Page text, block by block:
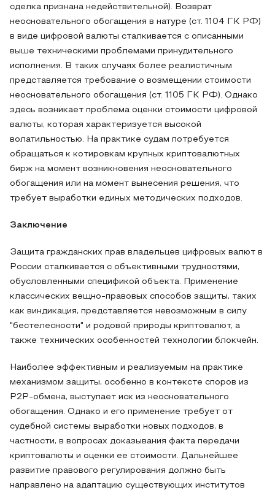
сделка признана недействительной). Возврат
неосновательного обогащения в натуре (ст. 1104 ГК РФ)
в виде цифровой валюты сталкивается с описанными
выше техническими проблемами принудительного
исполнения. В таких случаях более реалистичным
представляется требование о возмещении стоимости
неосновательного обогащения (ст. 1105 ГК РФ). Однако
здесь возникает проблема оценки стоимости цифровой
валюты, которая характеризуется высокой
волатильностью. На практике судам потребуется
обращаться к котировкам крупных криптовалютных
бирж на момент возникновения неосновательного
обогащения или на момент вынесения решения, что
требует выработки единых методических подходов.
Заключение
Защита гражданских прав владельцев цифровых валют в
России сталкивается с объективными трудностями,
обусловленными спецификой объекта. Применение
классических вещно-правовых способов защиты, таких
как виндикация, представляется невозможным в силу
"бестелесности" и родовой природы криптовалют, а
также технических особенностей технологии блокчейн.
Наиболее эффективным и реализуемым на практике
механизмом защиты, особенно в контексте споров из
P2P-обмена, выступает иск из неосновательного
обогащения. Однако и его применение требует от
судебной системы выработки новых подходов, в
частности, в вопросах доказывания факта передачи
криптовалюты и оценки ее стоимости. Дальнейшее
развитие правового регулирования должно быть
направлено на адаптацию существующих институтов